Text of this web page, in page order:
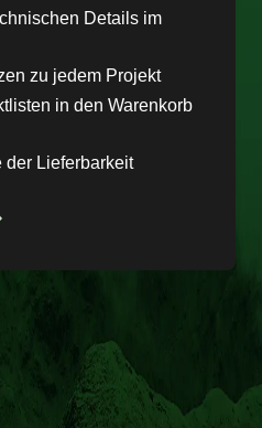
Details im
zu jedem Projekt
in den Warenkorb
der Lieferbarkeit